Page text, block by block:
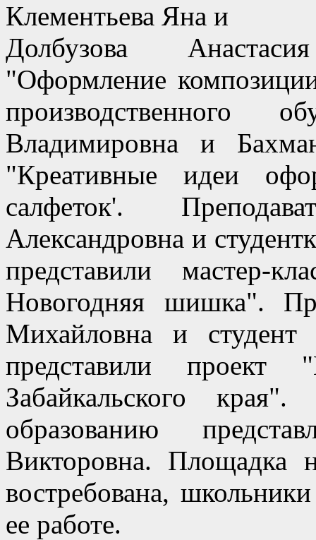
Клементьева Яна и
Долбузова
"Оформление
производственного
Владимировна и
"Креативные идеи
салфеток'.
Александровна и
представили мастер-
Новогодняя шишка".
Михайловна и
представили проект
Забайкальского
образованию
Викторовна. Площадка
востребована,
ее работе.